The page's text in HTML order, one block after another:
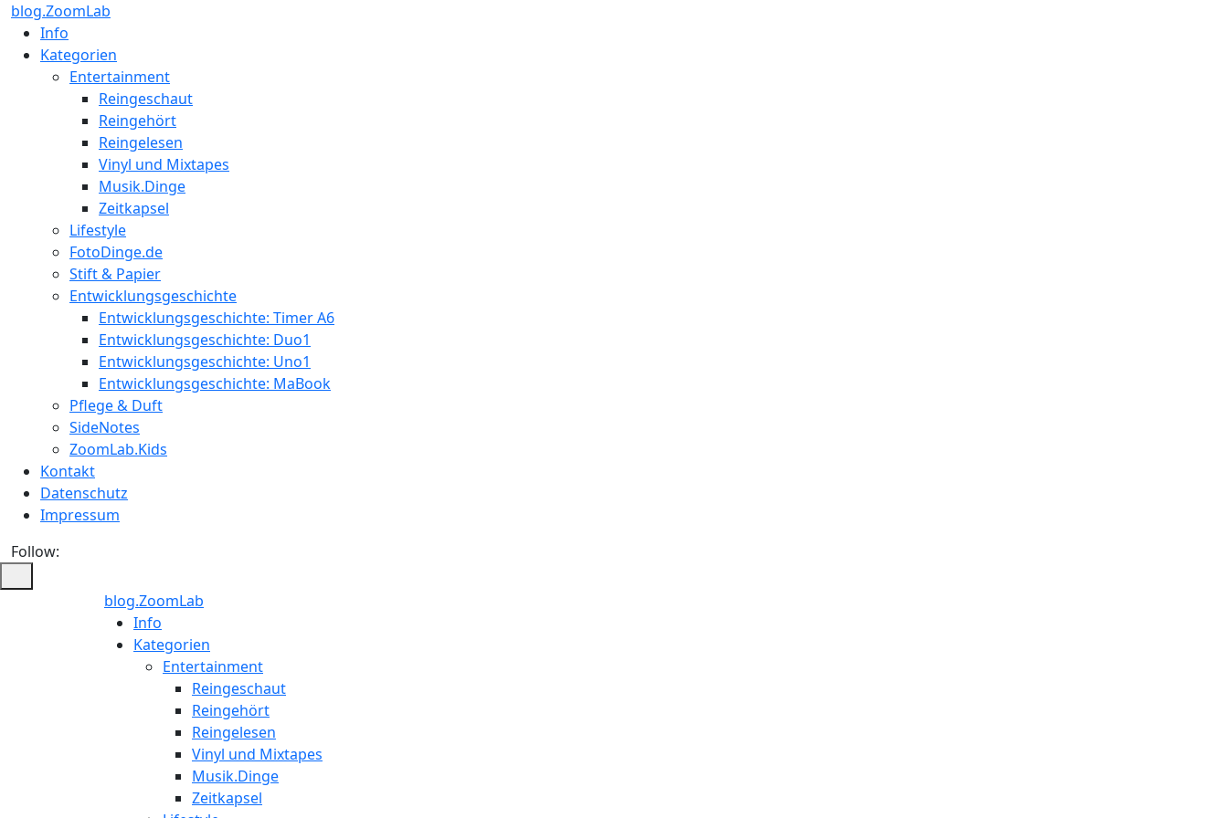
blog.ZoomLab
Info
Kategorien
Entertainment
Reingeschaut
Reingehört
Reingelesen
Vinyl und Mixtapes
Musik.Dinge
Zeitkapsel
Lifestyle
FotoDinge.de
Stift & Papier
Entwicklungsgeschichte
Entwicklungsgeschichte: Timer A6
Entwicklungsgeschichte: Duo1
Entwicklungsgeschichte: Uno1
Entwicklungsgeschichte: MaBook
Pflege & Duft
SideNotes
ZoomLab.Kids
Kontakt
Datenschutz
Impressum
Follow:
blog.ZoomLab
Info
Kategorien
Entertainment
Reingeschaut
Reingehört
Reingelesen
Vinyl und Mixtapes
Musik.Dinge
Zeitkapsel